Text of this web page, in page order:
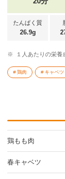
たんぱく質
26.9g
※ １人あたりの栄養
鶏肉 キャベツ
鶏もも肉
春キャベツ